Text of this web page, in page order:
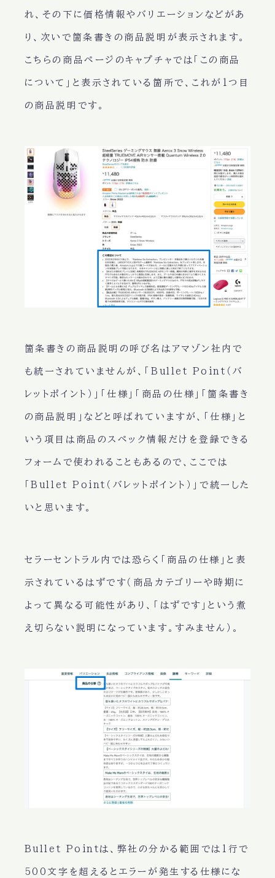
れ、その下に価格情報やバリエーションなどがあ
り、次いで 箇条書きの商品説明 が表示されます。
こちらの商品ページのキャプチャでは 「この商品
について」 と表示されている箇所で、これが1つ目
の商品説明です。
箇条書きの商品説明の呼び名はアマゾン社内で
も統一されていませんが、 「Bullet Point（バ
レットポイント）」「仕様」「商品の仕様」「箇条書き
の商品説明」などと呼ばれていますが、「仕様」と
いう項目は商品のスペック情報だけを登録できる
フォームで使われることもあるので、ここでは
「Bullet Point（バレットポイント）」で統一した
いと思います。
セラーセントラル内では恐らく 「商品の仕様」 と表
示されているはずです（商品カテゴリーや時期に
よって異なる可能性があり、「はずです」という煮
え切らない説明になっています。すみません）。
Bullet Pointは、弊社の分かる範囲では1行で
500文字を超えるとエラーが発生する仕様にな